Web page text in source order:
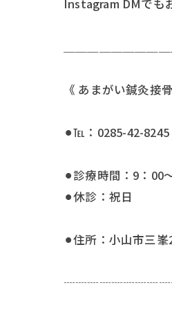
《 あまがい鍼灸接
⚫︎℡：0285-42-8245
⚫︎診療時間：9：00
⚫︎休診：祝日
⚫︎住所：小山市三